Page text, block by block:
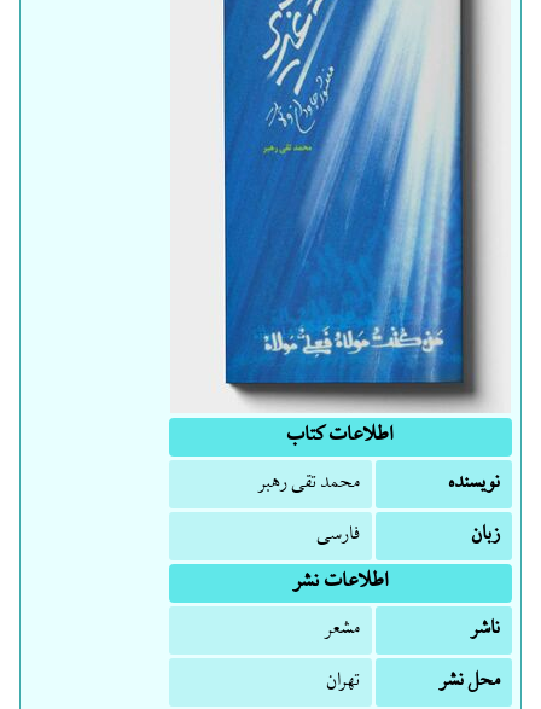
اطلاعات کتاب
نویسنده
محمد تقی رهبر
زبان
فارسی
اطلاعات نشر
ناشر
مشعر
محل نشر
تهران